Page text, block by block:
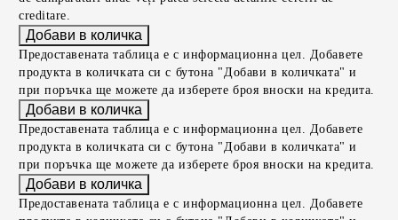
creditare.
Предоставената таблица е с информационна цел. Добавете
продукта в количката си с бутона "Добави в количката" и
при поръчка ще можете да изберете броя вноски на кредита.
Предоставената таблица е с информационна цел. Добавете
продукта в количката си с бутона "Добави в количката" и
при поръчка ще можете да изберете броя вноски на кредита.
Предоставената таблица е с информационна цел. Добавете